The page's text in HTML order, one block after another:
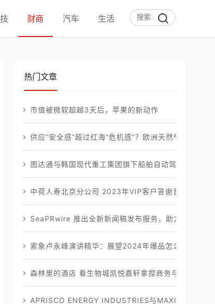
财商 汽车 生活
热门文章
市值被微软超越3天后，苹果的新动作
供应“安全感”超过红海“危机感”？欧洲天然气价格大跌
图达通与韩国现代重工集团旗下船舶自动驾驶解决方
中荷人寿北京分公司 2023年VIP客户答谢音乐会圆满
SeaPRwire 推出全新新闻稿发布服务，助力新加坡加
索象卢永峰演讲精华：展望2024年爆品怎么玩！
森林里的酒店 看生物城凯悦嘉轩拿捏商务与自然
APRISCO ENERGY INDUSTRIES与MAXIMANCE